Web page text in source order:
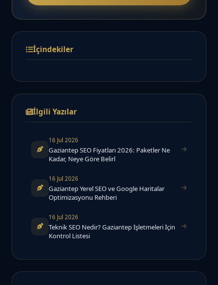
İçindekiler
İlgili Yazılar
16 Jul 2026
Gaziantep SEO Fiyatları 2026: Paketler Ne
Kadar, Neye Göre Belirl
16 Jul 2026
Gaziantep Yerel SEO ve Google Haritalar
Optimizasyonu Rehberi
16 Jul 2026
Teknik SEO Nedir? Gaziantep İşletmeleri İçin
Kontrol Listesi